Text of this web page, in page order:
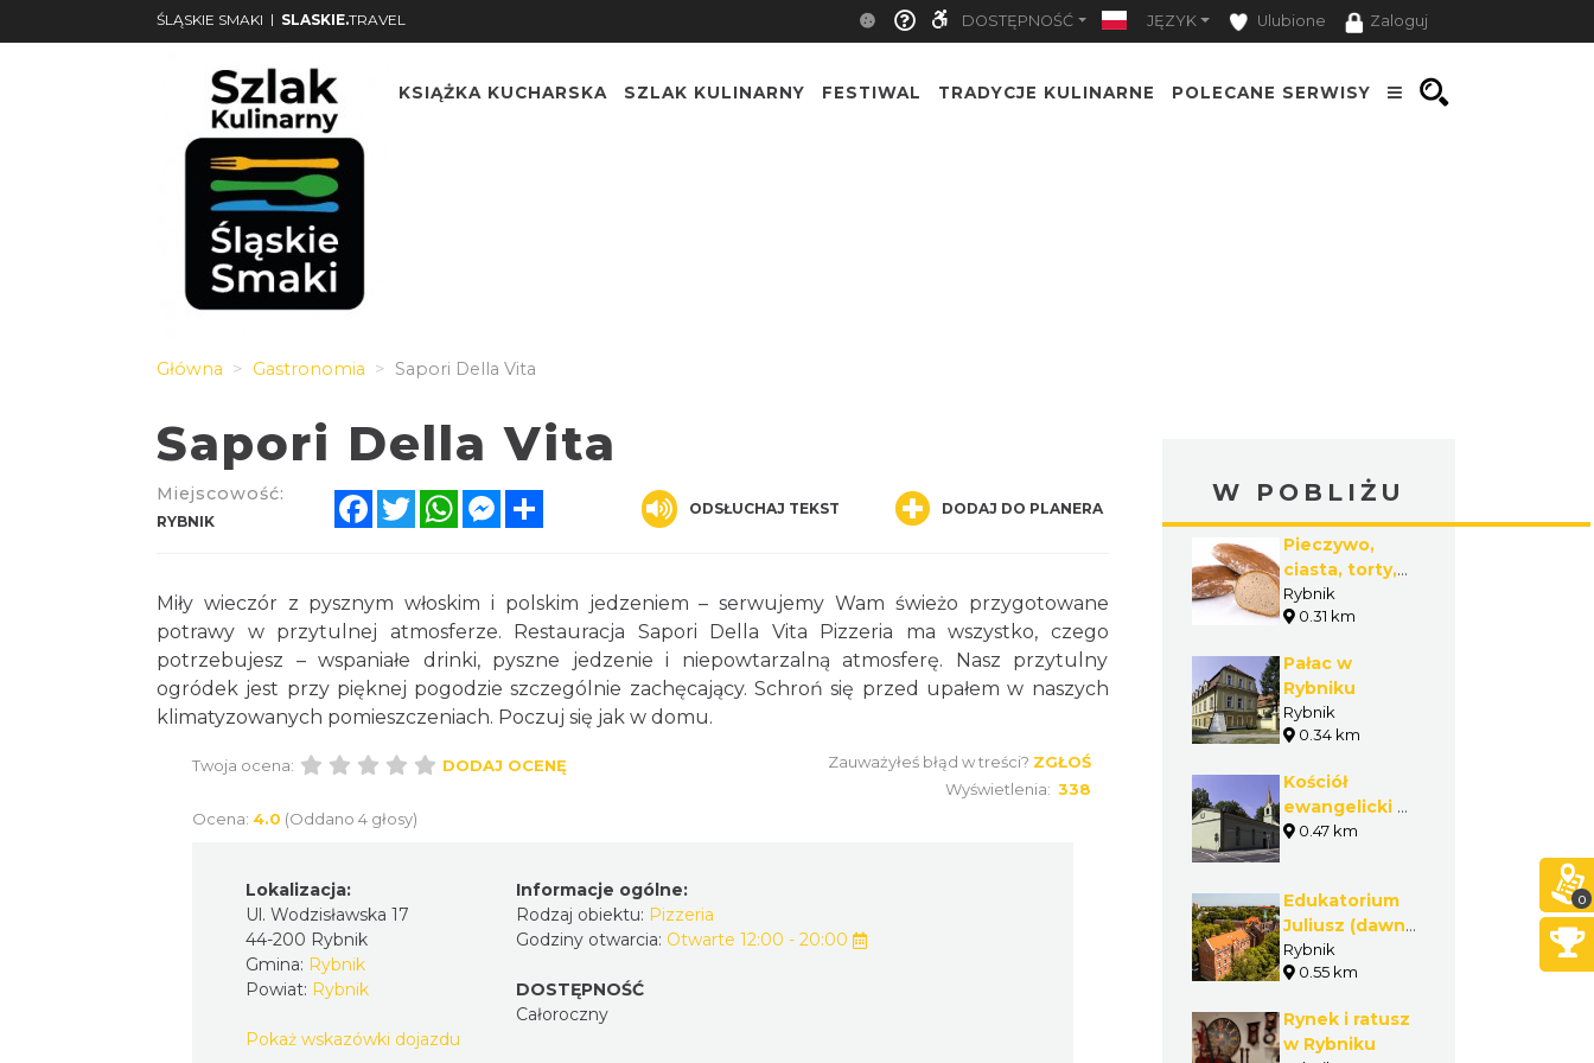
ŚLĄSKIE SMAKI | SLASKIE.TRAVEL DOSTĘPNOŚĆ JĘZYK Ulubione Zaloguj
KSIĄŻKA KUCHARSKA SZLAK KULINARNY FESTIWAL TRADYCJE KULINARNE POLECANE SERWISY
Główna Gastronomia Sapori Della Vita
Sapori Della Vita
Miejscowość:
RYBNIK
FacebookTwitterWhatsAppMessenger ODSŁUCHAJ TEKST DODAJ DO PLANERA
Miły wieczór z pysznym włoskim i polskim jedzeniem – serwujemy Wam świeżo przygotowane
potrawy w przytulnej atmosferze. Restauracja Sapori Della Vita Pizzeria ma wszystko, czego
potrzebujesz – wspaniałe drinki, pyszne jedzenie i niepowtarzalną atmosferę. Nasz przytulny
ogródek jest przy pięknej pogodzie szczególnie zachęcający. Schroń się przed upałem w naszych
klimatyzowanych pomieszczeniach. Poczuj się jak w domu.
Twoja ocena: DODAJ OCENĘ
Ocena: 4.0 (Oddano 4 głosy)
Zauważyłeś błąd w treści? ZGŁOŚ
Wyświetlenia: 338
Lokalizacja:
Ul. Wodzisławska 17
44-200 Rybnik
Gmina: Rybnik
Powiat: Rybnik
Pokaż wskazówki dojazdu
Informacje ogólne:
Rodzaj obiektu: Pizzeria
Godziny otwarcia: Otwarte 12:00 - 20:00
DOSTĘPNOŚĆ
Całoroczny
W POBLIŻU
Pieczywo,
ciasta, torty,
kołocze
Rybnik
0.31 km
Pałac w
Rybniku
Rybnik
0.34 km
Kościół
ewangelicki w
Rybniku
0.47 km
Edukatorium
Juliusz (dawny
Szpital im.
Juliusza
Rybniku)
Rybnik
0.55 km
Rynek i ratusz
w Rybniku
0